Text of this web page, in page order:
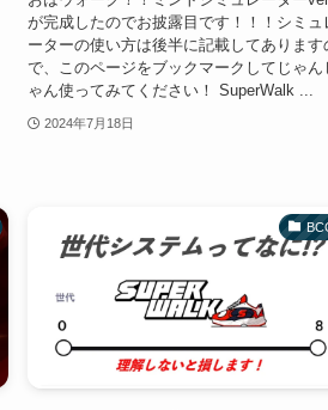
が完成したのでお披露目です！！！シミュ
ーターの使い方は後半に記載してあります
で、このページをブックマークしてじゃん
ゃん使ってみてください！ SuperWalk ...
2024年7月18日